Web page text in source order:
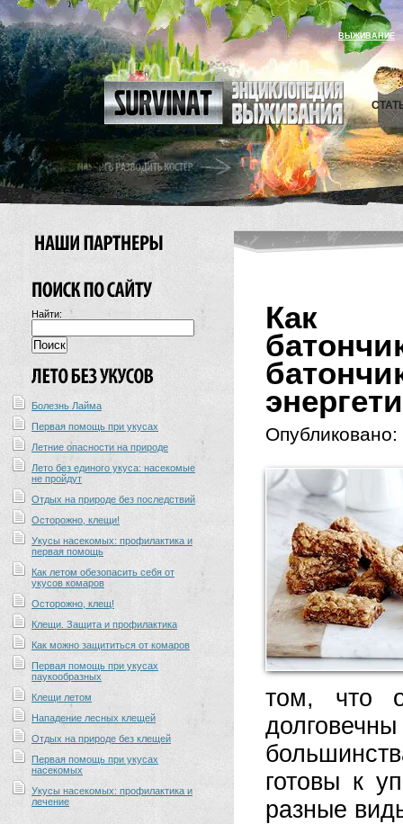
ВЫЖИВАНИЕ
Найти:
Болезнь Лайма
Первая помощь при укусах
Летние опасности на природе
Лето без единого укуса: насекомые
не пройдут
Отдых на природе без последствий
Осторожно, клещи!
Укусы насекомых: профилактика и
первая помощь
Как летом обезопасить себя от
укусов комаров
Осторожно, клещ!
Клещи. Защита и профилактика
Как можно защититься от комаров
Первая помощь при укусах
паукообразных
Клещи летом
Нападение лесных клещей
Отдых на природе без клещей
Первая помощь при укусах
насекомых
Укусы насекомых: профилактика и
лечение
Как
Опубликовано:
том, что
готовы к
разные